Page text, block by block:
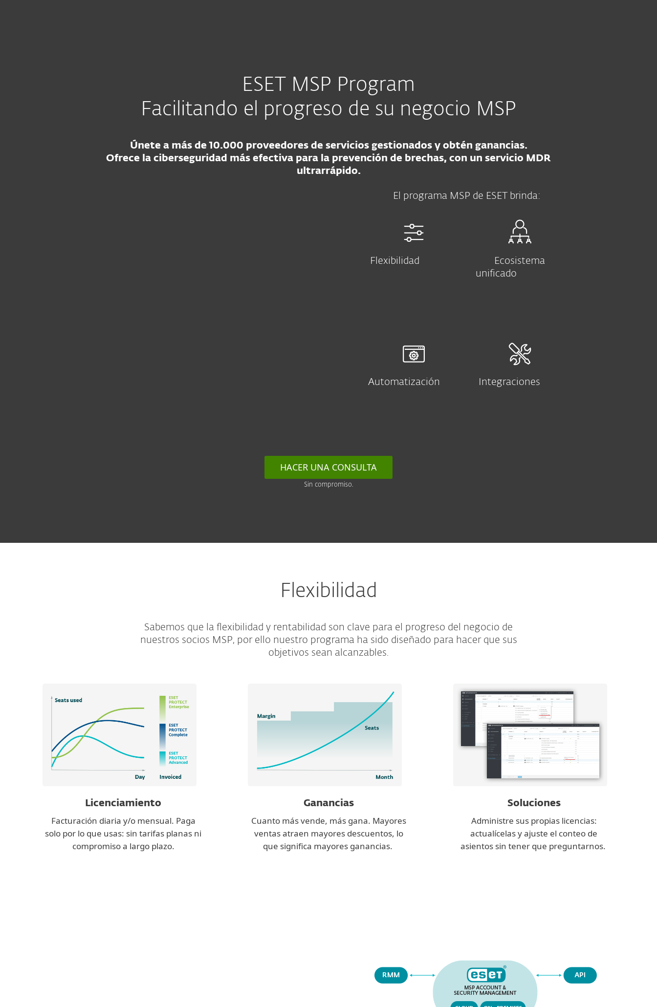
ESET MSP Program
Facilitando el progreso de su negocio MSP
Únete a más de 10.000 proveedores de servicios gestionados y obtén ganancias.
Ofrece la ciberseguridad más efectiva para la prevención de brechas, con un servicio MDR
ultrarrápido.
El programa MSP de ESET brinda:
Flexibilidad
Ecosistema
unificado
Automatización Integraciones
HACER UNA CONSULTA
Sin compromiso.
Flexibilidad
Sabemos que la flexibilidad y rentabilidad son clave para el progreso del negocio de
nuestros socios MSP, por ello nuestro programa ha sido diseñado para hacer que sus
objetivos sean alcanzables.
Licenciamiento
Facturación diaria y/o mensual. Paga
solo por lo que usas: sin tarifas planas ni
compromiso a largo plazo.
Ganancias
Cuanto más vende, más gana. Mayores
ventas atraen mayores descuentos, lo
que significa mayores ganancias.
Soluciones
Administre sus propias licencias:
actualícelas y ajuste el conteo de
asientos sin tener que preguntarnos.